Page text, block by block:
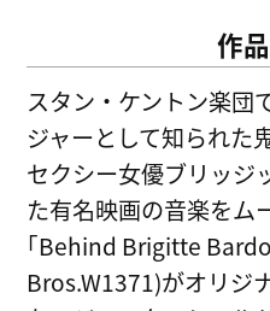
作
スタン・ケントン楽団
ジャーとして知られた
セクシー女優ブリッジ
た有名映画の音楽をム
｢Behind Brigitte
Bros.W1371)がオリジ